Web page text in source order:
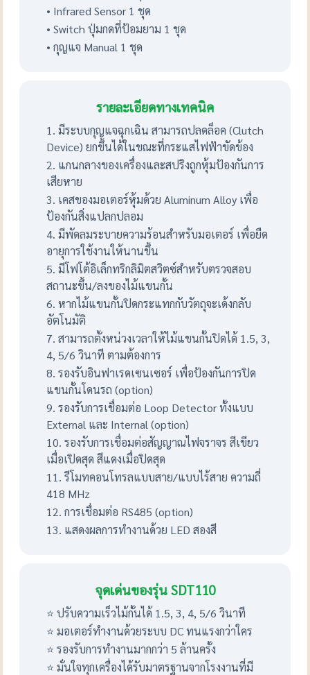
• Infrared Sensor 1 ชุด
• Switch ปุ่มกดที่ป้อมยาม 1 ชุด
• กุญแจ Manual 1 ชุด
รายละเอียดทางเทคนิค
1. มีระบบกุญแจฉุกเฉิน สามารถปลดล็อค (Clutch
Device) ยกขึ้นได้ในขณะที่กระแสไฟฟ้าขัดข้อง
2. แกนกลางของเครื่องและสปริงถูกหุ้มป้องกันการ
เสียหาย
3. เคสของมอเตอร์หุ้มด้วย Aluminum Alloy เพื่อ
ป้องกันสิ่งแปลกปลอม
4. มีพัดลมระบายความร้อนสำหรับมอเตอร์ เพื่อยืด
อายุการใช้งานให้นานขึ้น
5. มีโฟโต้อิเล็กทริกลิมิตสวิตซ์สำหรับตรวจสอบ
สถานะขึ้น/ลงของไม้แขนกั้น
6. หากไม้แขนกั้นปิดกระแทกกับวัตถุจะเด้งกลับ
อัตโนมัติ
7. สามารถตั้งหน่วงเวลาให้ไม้แขนกั้นปิดได้ 1.5, 3,
4, 5/6 วินาที ตามต้องการ
8. รองรับอินฟาเรดเซนเซอร์ เพื่อป้องกันการปิด
แขนกั้นโดนรถ (option)
9. รองรับการเชื่อมต่อ Loop Detector ทั้งแบบ
External และ Internal (option)
10. รองรับการเชื่อมต่อสัญญาณไฟจราจร สีเขียว
เมื่อเปิดสุด สีแดงเมื่อปิดสุด
11. รีโมทคอนโทรลแบบสาย/แบบไร้สาย ความถี่
418 MHz
12. การเชื่อมต่อ RS485 (option)
13. แสดงผลการทำงานด้วย LED สองสี
จุดเด่นของรุ่น SDT110
⭐ ปรับความเร็วไม้กั้นได้ 1.5, 3, 4, 5/6 วินาที
⭐ มอเตอร์ทำงานด้วยระบบ DC ทนแรงกว่าใคร
⭐ รองรับการทำงานมากกว่า 5 ล้านครั้ง
⭐ มั่นใจทุกเครื่องได้รับมาตรฐานจากโรงงานที่มี